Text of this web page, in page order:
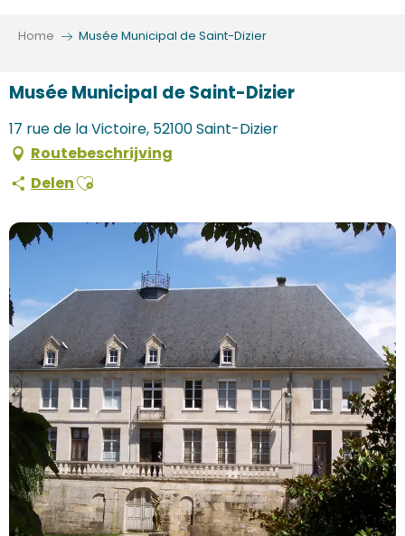
Home Musée Municipal de Saint-Dizier
Musée Municipal de Saint-Dizier
17 rue de la Victoire, 52100 Saint-Dizier
Routebeschrijving
DelenAjouter aux favoris